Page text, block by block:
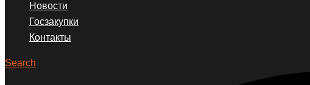
Новости
Госзакупки
Контакты
Search